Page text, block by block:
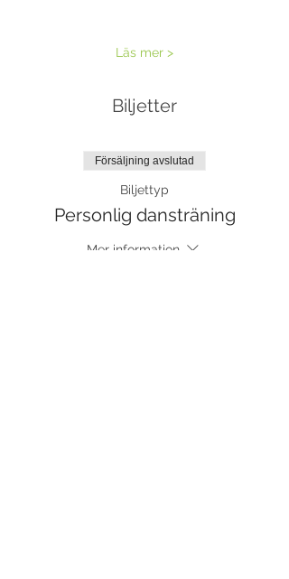
Läs mer >
Biljetter
Försäljning avslutad
Biljettyp
Personlig dansträning
Mer information